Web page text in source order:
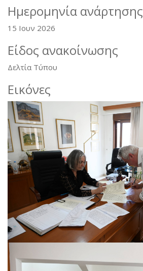
Ημερομηνία ανάρτησης
15 Ιουν 2026
Είδος ανακοίνωσης
Δελτία Τύπου
Εικόνες